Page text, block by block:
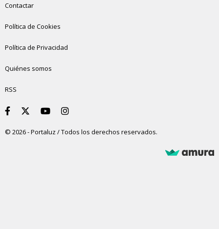
Contactar
Política de Cookies
Política de Privacidad
Quiénes somos
RSS
© 2026 - Portaluz / Todos los derechos reservados.